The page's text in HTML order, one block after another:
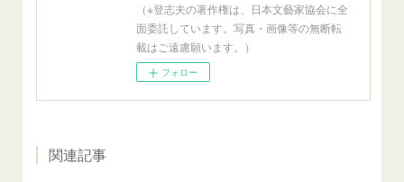
（※登志夫の著作権は、日本文藝家協会に全
面委託しています。写真・画像等の無断転
載はご遠慮願います。）
フォロー
関連記事